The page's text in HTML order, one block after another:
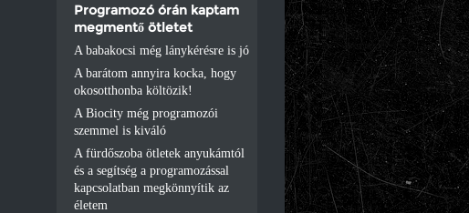
Programozó órán kaptam
megmentő ötletet
A babakocsi még lánykérésre is jó
A barátom annyira kocka, hogy
okosotthonba költözik!
A Biocity még programozói
szemmel is kiváló
A fürdőszoba ötletek anyukámtól
és a segítség a programozással
kapcsolatban megkönnyítik az
életem